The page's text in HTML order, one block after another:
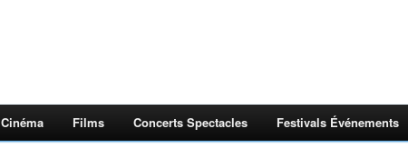
Cinéma Films Concerts Spectacles Festivals Événements